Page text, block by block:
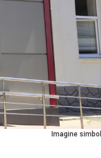
Imagine simbol